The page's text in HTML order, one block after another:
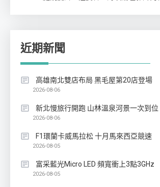
近期新聞
高雄南北雙店布局 黑毛屋第20店登場
2026-08-06
新北慢旅行開跑 山林溫泉河景一次到位
2026-08-06
F1環蘭卡威馬拉松 十月馬來西亞競速
2026-08-05
富采藍光Micro LED 頻寬衝上3點3GHz
2026-08-05